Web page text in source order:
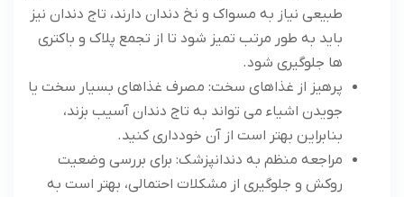
طبیعی نیاز به مسواک و نخ دندان دارند، تاج دندان نیز
باید به طور مرتب تمیز شود تا از تجمع پلاک و باکتری
ها جلوگیری شود.
پرهیز از غذاهای سخت: مصرف غذاهای بسیار سخت یا
جویدن اشیاء می تواند به تاج دندان آسیب بزند،
بنابراین بهتر است از آن خودداری کنید.
مراجعه منظم به دندانپزشک: برای بررسی وضعیت
روکش و جلوگیری از مشکلات احتمالی، بهتر است به